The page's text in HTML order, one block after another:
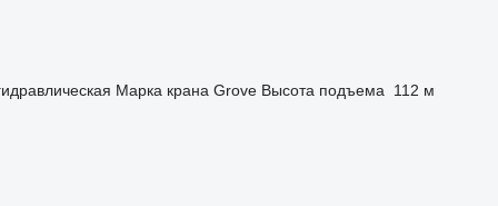
Марка крана Grove Высота подъема
112 м